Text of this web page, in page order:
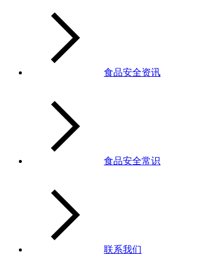
食品安全资讯
食品安全常识
联系我们